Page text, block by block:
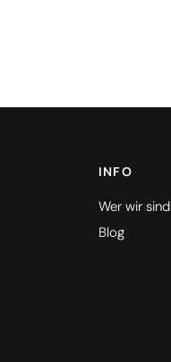
INFO
Wer wir sind
Blog